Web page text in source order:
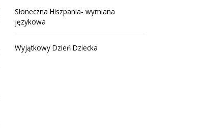
Słoneczna Hiszpania- wymiana
językowa
Wyjątkowy Dzień Dziecka